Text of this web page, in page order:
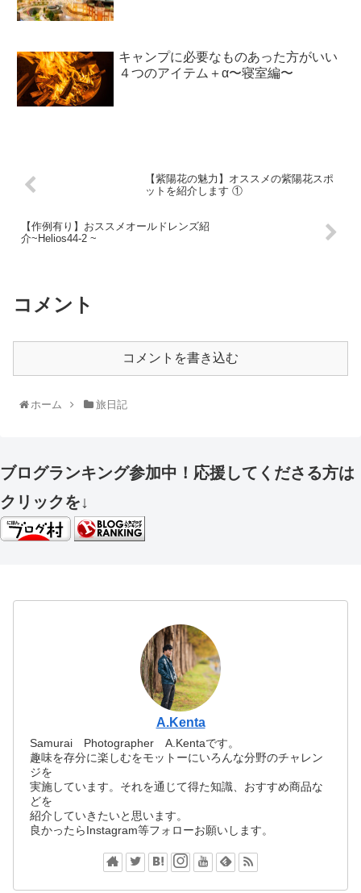
キャンプに必要なものあった方がいい
４つのアイテム＋α〜寝室編〜
【紫陽花の魅力】オススメの紫陽花スポ
ットを紹介します ①
【作例有り】おススメオールドレンズ紹
介~Helios44-2 ~
コメント
コメントを書き込む
ホーム 旅日記
ブログランキング参加中！応援してくださる方は
クリックを↓
A.Kenta
Samurai Photographer A.Kentaです。
趣味を存分に楽しむをモットーにいろんな分野のチャレン
ジを
実施しています。それを通じて得た知識、おすすめ商品な
どを
紹介していきたいと思います。
良かったらInstagram等フォローお願いします。